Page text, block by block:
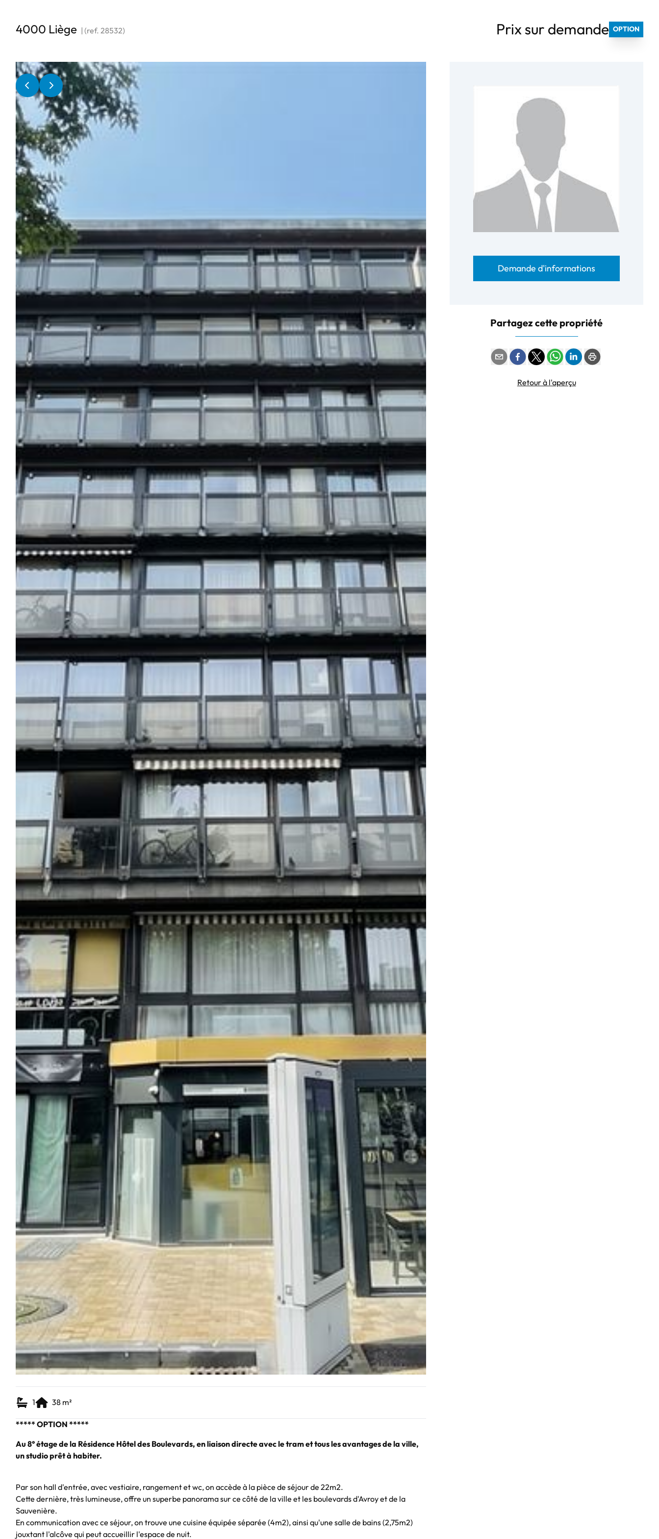
4000 Liège |(ref.28532) Prix sur demande OPTION
1 38 m²
***** OPTION *****
Au 8° étage de la Résidence Hôtel des Boulevards, en liaison directe avec le tram et tous les avantages de la ville,
un studio prêt à habiter.
Par son hall d'entrée, avec vestiaire, rangement et wc, on accède à la pièce de séjour de 22m2.
Cette dernière, très lumineuse, offre un superbe panorama sur ce côté de la ville et les boulevards d'Avroy et de la
Sauvenière.
En communication avec ce séjour, on trouve une cuisine équipée séparée (4m2), ainsi qu'une salle de bains (2,75m2)
jouxtant l'alcôve qui peut accueillir l'espace de nuit.
Demande d'informations
Partagez cette propriété
Retour à l'aperçu